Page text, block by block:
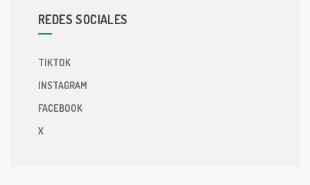
REDES SOCIALES
TIKTOK
INSTAGRAM
FACEBOOK
X